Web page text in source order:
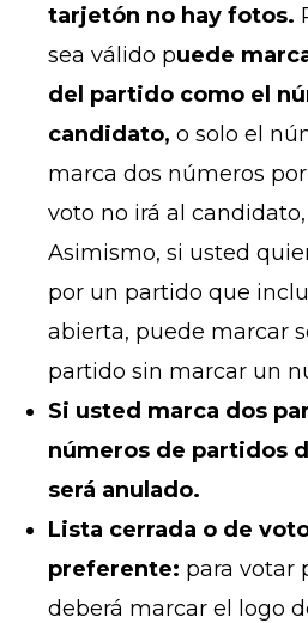
tarjetón no hay fotos.
sea válido puede
del partido como el
candidato, o solo el
marca dos números
voto no irá al
Asimismo, si usted
por un partido que
abierta, puede marcar
partido sin marcar un
Si usted marca dos
números de partidos
será anulado.
Lista cerrada o de
preferente: para votar
deberá marcar el logo